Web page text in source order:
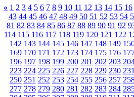
« 1 2 3 4 5 6 7 8 9 10 11 12 13 14 15 16
43 44 45 46 47 48 49 50 51 52 53 54
81 82 83 84 85 86 87 88 89 90 91 92
114 115 116 117 118 119 120 121 122
142 143 144 145 146 147 148 149
169 170 171 172 173 174 175 176
196 197 198 199 200 201 202 203
223 224 225 226 227 228 229 230
250 251 252 253 254 255 256 257
277 278 279 280 281 282 283 284